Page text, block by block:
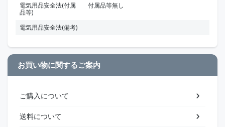
電気用品安全法(付属
品等)
付属品等無し
電気用品安全法(備考)
お買い物に関するご案内
ご購入について
送料について